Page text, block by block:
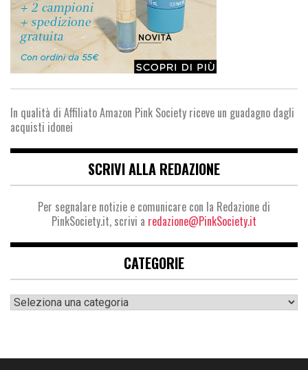
In qualità di Affiliato Amazon Pink Society riceve un guadagno dagli
acquisti idonei
SCRIVI ALLA REDAZIONE
Per segnalare notizie e comunicare con la Redazione di
PinkSociety.it, scrivi a redazione@PinkSociety.it
CATEGORIE
Categorie